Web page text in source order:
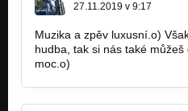
27.11.2019 v 9:17
Muzika a zpěv luxusní.o)
hudba, tak si nás také
moc.o)